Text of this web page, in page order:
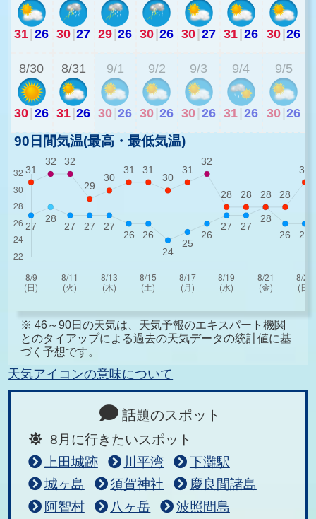
31 26 30 27 29 26 30 26 30 27 31 26 30 26
8/30
30 26
8/31
31 26
9/1
30 26
9/2
30 26
9/3
30 26
9/4
31 26
9/5
30 26
90日間気温(最高・最低気温)
※ 46～90日の天気は、天気予報のエキスパート機関
とのタイアップによる過去の天気データの統計値に基
づく予想です。
天気アイコンの意味について
話題のスポット
8月に行きたいスポット
上田城跡
川平湾
下灘駅
城ヶ島
須賀神社
慶良間諸島
阿智村
八ヶ岳
波照間島